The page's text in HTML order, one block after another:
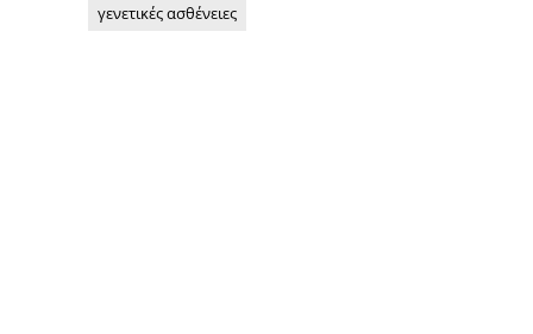
γενετικές ασθένειες